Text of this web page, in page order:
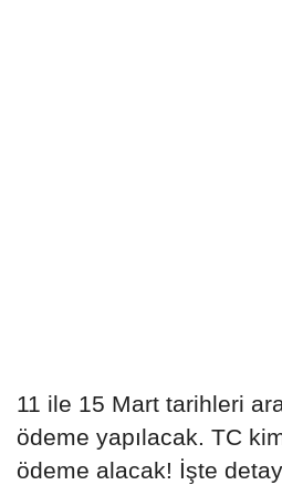
11 ile 15 Mart tarihleri
ödeme yapılacak. TC
ödeme alacak! İşte